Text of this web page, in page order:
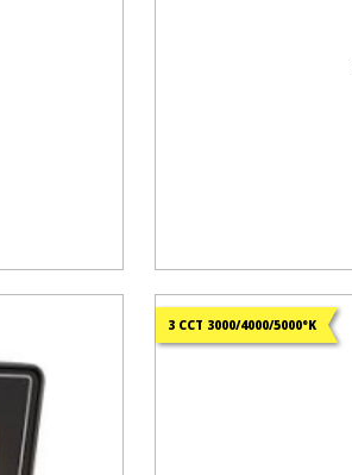
3 CCT 3000/4000/5000°K